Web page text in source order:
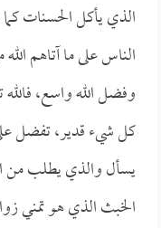
الذي يأكل الحسنات
الناس على ما آتاهم
وفضل الله واسع،
كل شيء قدير، تفضل
يسأل والذي يطلب من
الخبث الذي هو تمني